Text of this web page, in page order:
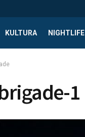
KULTURA NIGHTLIFE
1